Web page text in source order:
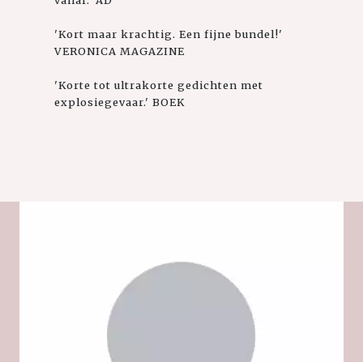
'Kort maar krachtig. Een fijne bundel!'
VERONICA MAGAZINE
'Korte tot ultrakorte gedichten met
explosiegevaar.' BOEK